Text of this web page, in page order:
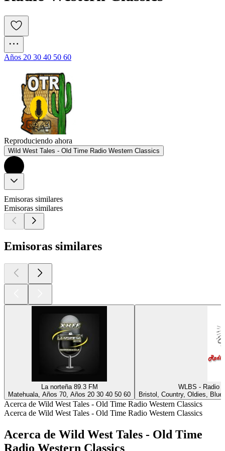
Años 20 30 40 50 60
Reproduciendo ahora
Wild West Tales - Old Time Radio Western Classics
Emisoras similares
Emisoras similares
Emisoras similares
La norteña 89.3 FM
Matehuala, Años 70, Años 20 30 40 50 60
WLBS - Radio
Bristol, Country, Oldies,
Acerca de Wild West Tales - Old Time Radio Western Classics
Acerca de Wild West Tales - Old Time Radio Western Classics
Acerca de Wild West Tales - Old Time
Radio Western Classics